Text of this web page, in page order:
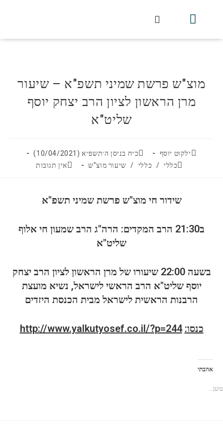
מוצ"ש פרשת שמיני תשפ"א – שיעור
מרן הראשון לציון הרב יצחק יוסף
שליט"א
ילקוט יוסף
כ״ח בניסן ה׳תשפ״א (10/04/2021)
כללי / כללי / שיעור מוצ"ש אין תגובות
שידור חי מוצ"ש פרשת שמיני תשפ"א
ב21:30 הרב המקדים: הרה"ג הרב שמעון חי אלוף
שליט"א
בשעה 22:00 שיעורו של מרן הראשון לציון הרב יצחק
יוסף שליט"א הרב הראשי לישראל, נשיא מועצת
הרבנות הראשית לישראל מבית הכנסת היזדים
כנסו: http://www.yalkutyosef.co.il/?p=244
אהבתי
טוען...